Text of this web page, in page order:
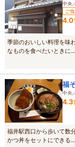
い順にランキング
各施設の四季ごと
2月）のすべての
てご紹介していま
中央
ご
4.0
季節のおいしい料理を味
なものを食べたいときに...
福
中央
4.3
福井駅西口から歩いて数
かつ丼をセットにできる...